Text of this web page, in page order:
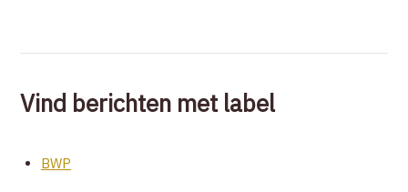
Vind berichten met label
BWP